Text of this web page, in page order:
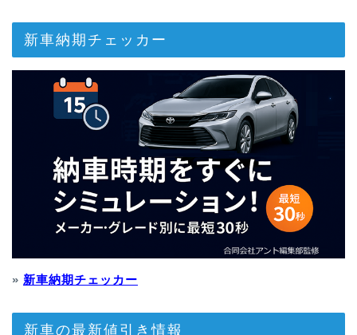
新車納期チェッカー
» 新車納期チェッカー
新車の最新値引き情報